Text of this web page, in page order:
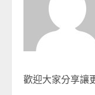
歡迎大家分享讓